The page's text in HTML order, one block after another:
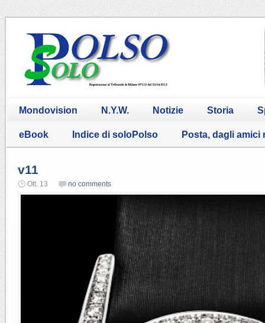
Mondovision N.Y.W. Notizie Storia
eBook Indice di soloPolso Posta, dagli amici
v11
Ott. 13 no comments